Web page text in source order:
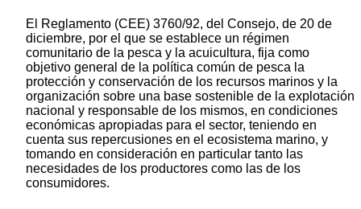
El Reglamento (CEE) 3760/92, del Consejo, de 20 de
diciembre, por el que se establece un régimen
comunitario de la pesca y la acuicultura, fija como
objetivo general de la política común de pesca la
protección y conservación de los recursos marinos y la
organización sobre una base sostenible de la explotación
nacional y responsable de los mismos, en condiciones
económicas apropiadas para el sector, teniendo en
cuenta sus repercusiones en el ecosistema marino, y
tomando en consideración en particular tanto las
necesidades de los productores como las de los
consumidores.